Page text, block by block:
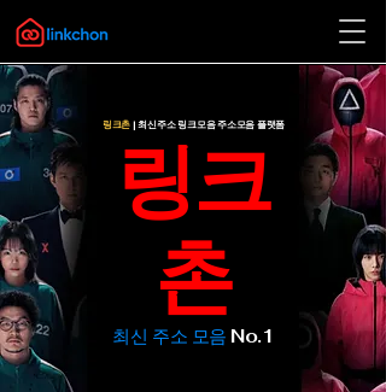
​링크
촌
​최신 주소 모음 No.1
링크촌 | 최신주소 링크모음 주소모음 플랫폼